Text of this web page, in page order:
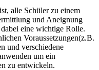
alle Schüler zu einem
und Aneignung
eine wichtige Rolle.
Voraussetzungen(z.B.
und verschiedene
um ein
zu entwickeln.